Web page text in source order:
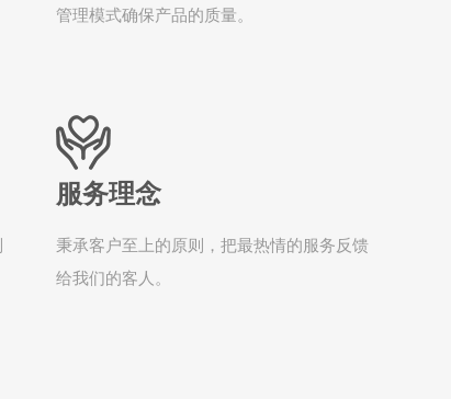
管理模式确保产品的质量。
服务理念
秉承客户至上的原则，把最热情的服务反馈
给我们的客人。